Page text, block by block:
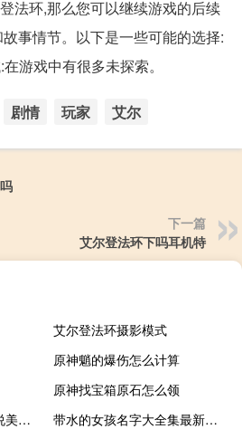
法环,那么您可以继续游戏的后续
事情节。以下是一些可能的选择:
游戏中有很多未探索。
剧情 玩家 艾尔
下一篇
艾尔登法环下吗耳机特
艾尔登法环摄影模式
原神魈的爆伤怎么计算
原神找宝箱原石怎么领
媚物说美人障(关于媚物说美人障简述)
带水的女孩名字大全集最新（带水的女孩名字大全）